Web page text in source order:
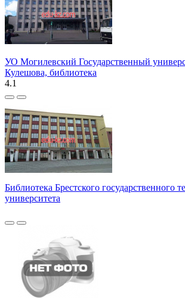
УО Могилевский Государственный
Кулешова, библиотека
4.1
Библиотека Брестского государственного
университета